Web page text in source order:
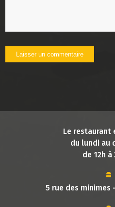
Le restaurant
du lundi au
de 12h à
5 rue des minimes